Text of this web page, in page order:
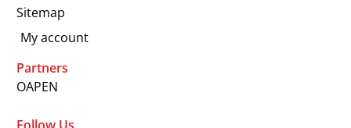
Sitemap
My account
Partners
OAPEN